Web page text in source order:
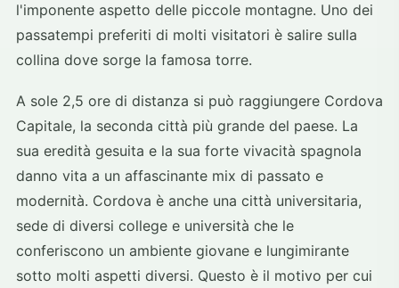
l'imponente aspetto delle piccole montagne. Uno dei
passatempi preferiti di molti visitatori è salire sulla
collina dove sorge la famosa torre.
A sole 2,5 ore di distanza si può raggiungere Cordova
Capitale, la seconda città più grande del paese. La
sua eredità gesuita e la sua forte vivacità spagnola
danno vita a un affascinante mix di passato e
modernità. Cordova è anche una città universitaria,
sede di diversi college e università che le
conferiscono un ambiente giovane e lungimirante
sotto molti aspetti diversi. Questo è il motivo per cui